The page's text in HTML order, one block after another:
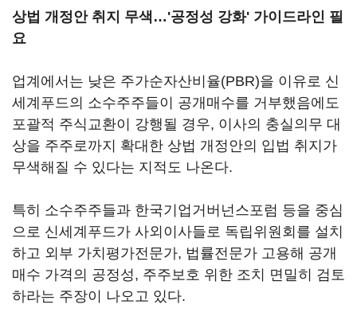
상법 개정안 취지 무색…'공정성 강화' 가이드라인 필
요
업계에서는 낮은 주가순자산비율(PBR)을 이유로 신
세계푸드의 소수주주들이 공개매수를 거부했음에도
포괄적 주식교환이 강행될 경우, 이사의 충실의무 대
상을 주주로까지 확대한 상법 개정안의 입법 취지가
무색해질 수 있다는 지적도 나온다.
특히 소수주주들과 한국기업거버넌스포럼 등을 중심
으로 신세계푸드가 사외이사들로 독립위원회를 설치
하고 외부 가치평가전문가, 법률전문가 고용해 공개
매수 가격의 공정성, 주주보호 위한 조치 면밀히 검토
하라는 주장이 나오고 있다.